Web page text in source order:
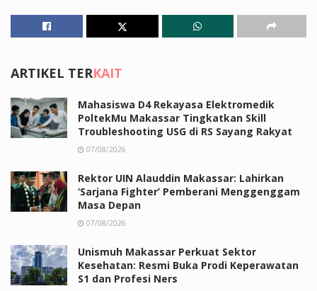
ARTIKEL TERKAIT
Mahasiswa D4 Rekayasa Elektromedik
PoltekMu Makassar Tingkatkan Skill
Troubleshooting USG di RS Sayang Rakyat
07/08/2026
Rektor UIN Alauddin Makassar: Lahirkan
‘Sarjana Fighter’ Pemberani Menggenggam
Masa Depan
07/08/2026
Unismuh Makassar Perkuat Sektor
Kesehatan: Resmi Buka Prodi Keperawatan
S1 dan Profesi Ners